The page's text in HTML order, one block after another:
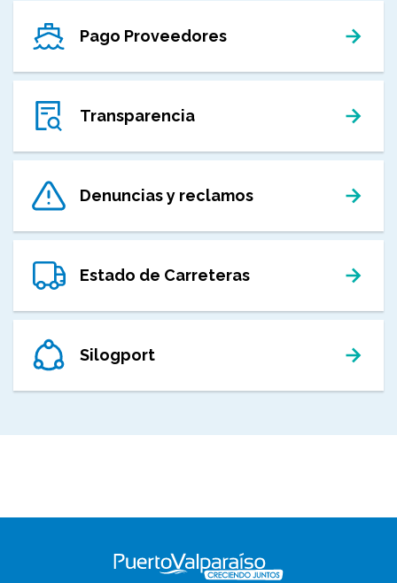
Pago Proveedores
Transparencia
Denuncias y reclamos
Estado de Carreteras
Silogport